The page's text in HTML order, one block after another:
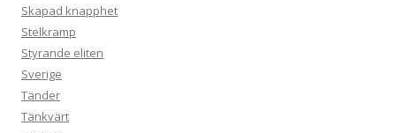
Skapad knapphet
Stelkramp
Styrande eliten
Sverige
Tänder
Tänkvärt